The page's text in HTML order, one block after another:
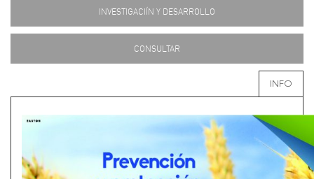
INVESTIGACIÍN Y DESARROLLO
CONSULTAR
INFO